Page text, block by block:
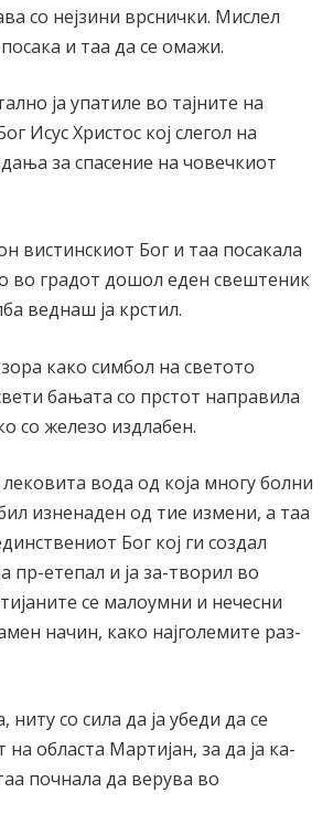
со нејзини врснички. Мислел
и таа да се омажи.
ја упатиле во тајните на
Исус Христос кој слегол на
за спасение на човечкиот
вистинскиот Бог и таа посакала
во градот дошол еден свештеник
веднаш ја крстил.
како симбол на светото
бањата со прстот направила
со железо издлабен.
вода од која многу болни
изненаден од тие измени, а таа
Бог кој ги создал
пр-етепал и ја за-творил во
се малоумни и нечесни
начин, како најголемите раз-
со сила да ја убеди да се
областа Мартијан, за да ја ка-
почнала да верува во